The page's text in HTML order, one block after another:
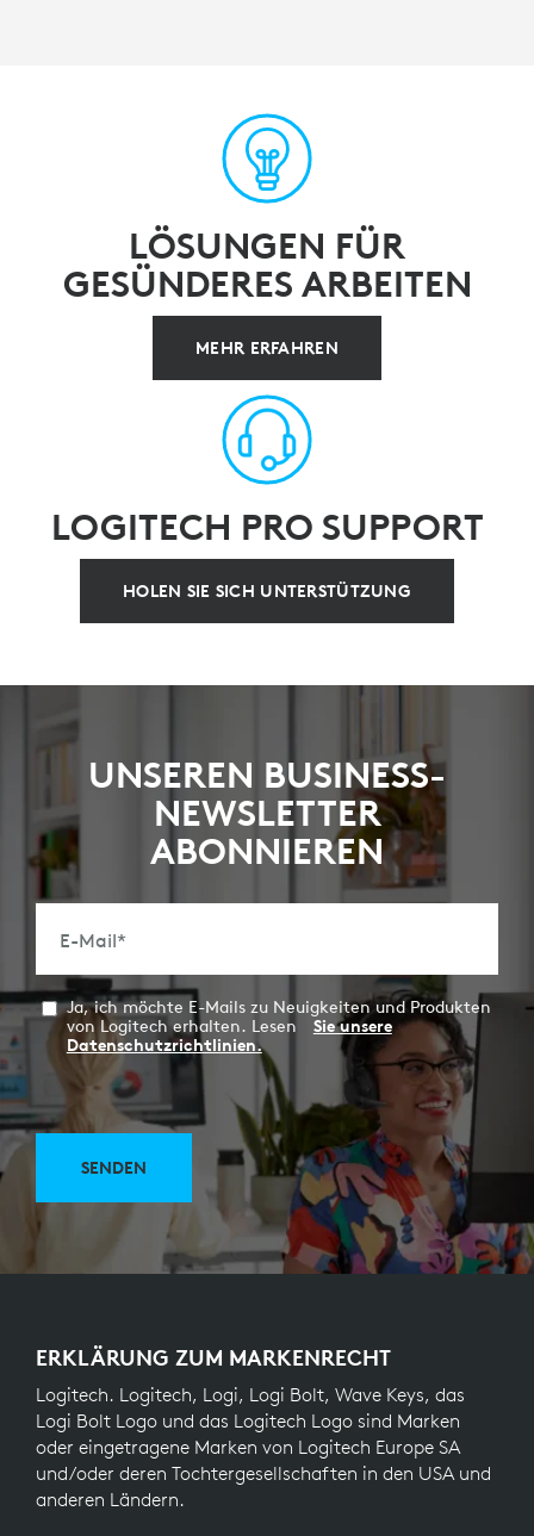
LÖSUNGEN FÜR
GESÜNDERES ARBEITEN
MEHR ERFAHREN
LOGITECH PRO SUPPORT
HOLEN SIE SICH UNTERSTÜTZUNG
UNSEREN BUSINESS-
NEWSLETTER
ABONNIEREN
E-Mail*
Ja, ich möchte E-Mails zu Neuigkeiten und Produkten
von Logitech erhalten. Lesen
Sie unsere
Datenschutzrichtlinien.
SENDEN
ERKLÄRUNG ZUM MARKENRECHT
Logitech. Logitech, Logi, Logi Bolt, Wave Keys, das
Logi Bolt Logo und das Logitech Logo sind Marken
oder eingetragene Marken von Logitech Europe SA
und/oder deren Tochtergesellschaften in den USA und
anderen Ländern.